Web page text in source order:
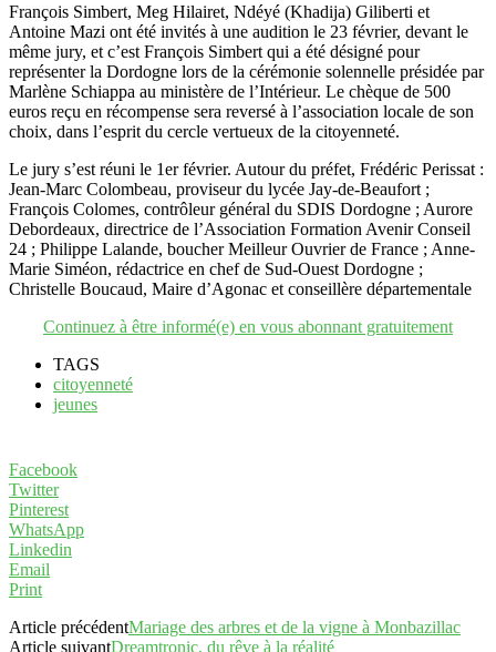
François Simbert, Meg Hilairet, Ndéyé (Khadija) Giliberti et
Antoine Mazi ont été invités à une audition le 23 février, devant le
même jury, et c’est François Simbert qui a été désigné pour
représenter la Dordogne lors de la cérémonie solennelle présidée par
Marlène Schiappa au ministère de l’Intérieur. Le chèque de 500
euros reçu en récompense sera reversé à l’association locale de son
choix, dans l’esprit du cercle vertueux de la citoyenneté.
Le jury s’est réuni le 1er février. Autour du préfet, Frédéric Perissat :
Jean-Marc Colombeau, proviseur du lycée Jay-de-Beaufort ;
François Colomes, contrôleur général du SDIS Dordogne ; Aurore
Debordeaux, directrice de l’Association Formation Avenir Conseil
24 ; Philippe Lalande, boucher Meilleur Ouvrier de France ; Anne-
Marie Siméon, rédactrice en chef de Sud-Ouest Dordogne ;
Christelle Boucaud, Maire d’Agonac et conseillère départementale
Continuez à être informé(e) en vous abonnant gratuitement
TAGS
citoyenneté
jeunes
Facebook
Twitter
Pinterest
WhatsApp
Linkedin
Email
Print
Article précédentMariage des arbres et de la vigne à Monbazillac
Article suivantDreamtronic, du rêve à la réalité